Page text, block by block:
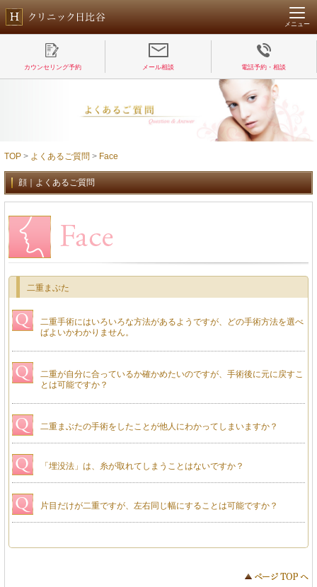
メニュー
カウンセリング予約 メール相談 電話予約・相談
TOP > よくあるご質問 > Face
顔｜よくあるご質問
二重まぶた
二重手術にはいろいろな方法があるようですが、どの手術方法を選べ
ばよいかわかりません。
二重が自分に合っているか確かめたいのですが、手術後に元に戻すこ
とは可能ですか？
二重まぶたの手術をしたことが他人にわかってしまいますか？
「埋没法」は、糸が取れてしまうことはないですか？
片目だけが二重ですが、左右同じ幅にすることは可能ですか？